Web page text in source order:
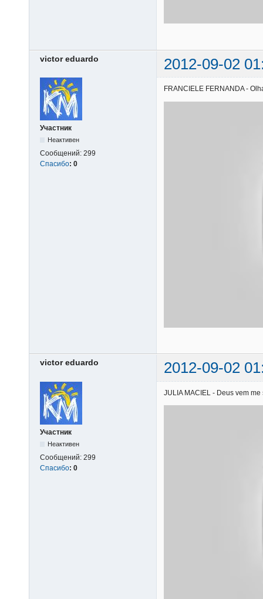
victor eduardo 2012-09-02
Участник
Неактивен
Сообщений: 299
Спасибо: 0
FRANCIELE FERNANDA -
victor eduardo 2012-09-02
Участник
Неактивен
Сообщений: 299
Спасибо: 0
JULIA MACIEL - Deus vem